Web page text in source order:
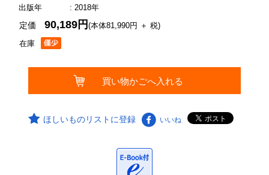
出版年
: 2018年
在庫
定価90,189円(本体81,990円 ＋ 税)
ほしいものリストに登録 いいね